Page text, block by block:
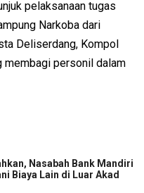
pelaksanaan tugas
Narkoba dari
Deliserdang, Kompol
membagi personil dalam
Nasabah Bank Mandiri
Biaya Lain di Luar Akad